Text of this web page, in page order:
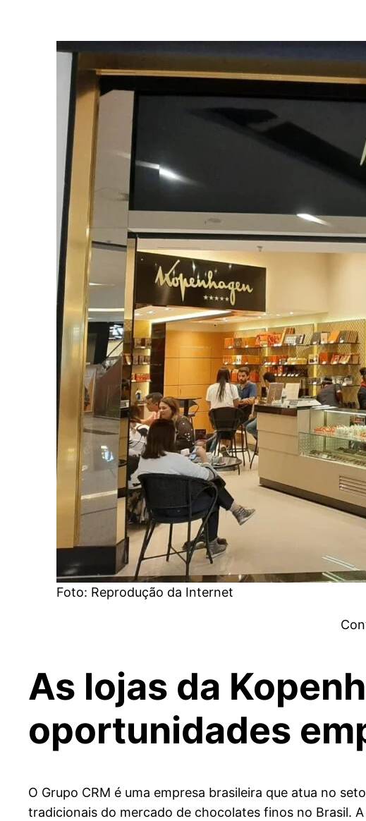
Foto: Reprodução da Internet
As lojas da
oportunidades
O Grupo CRM é uma empresa brasileira que atua no
tradicionais do mercado de chocolates finos no Brasil.